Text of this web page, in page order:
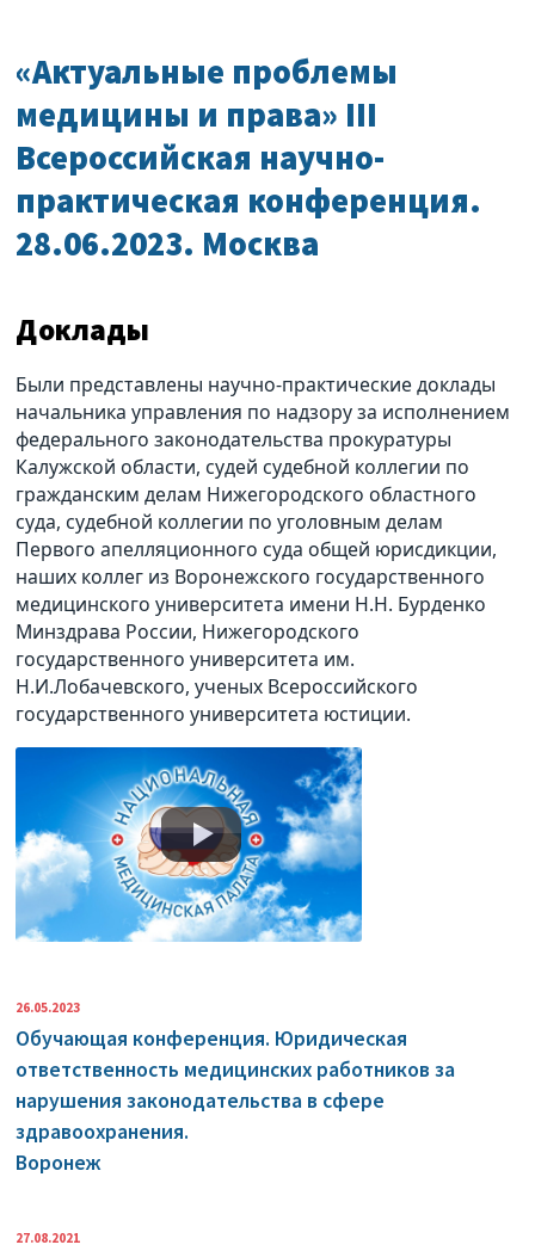
«Актуальные проблемы
медицины и права» III
Всероссийская научно-
практическая конференция.
28.06.2023. Москва
Доклады
Были представлены научно-практические доклады
начальника управления по надзору за исполнением
федерального законодательства прокуратуры
Калужской области, судей судебной коллегии по
гражданским делам Нижегородского областного
суда, судебной коллегии по уголовным делам
Первого апелляционного суда общей юрисдикции,
наших коллег из Воронежского государственного
медицинского университета имени Н.Н. Бурденко
Минздрава России, Нижегородского
государственного университета им.
Н.И.Лобачевского, ученых Всероссийского
государственного университета юстиции.
26.05.2023
Обучающая конференция. Юридическая
ответственность медицинских работников за
нарушения законодательства в сфере
здравоохранения.
Воронеж
27.08.2021